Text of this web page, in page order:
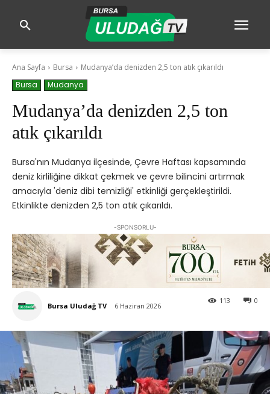
Ana Sayfa Bursa
Mudanya’da denizden 2,5 ton atık çıkarıldı
Bursa
Mudanya
Mudanya’da denizden 2,5 ton
atık çıkarıldı
Bursa'nın Mudanya ilçesinde, Çevre Haftası kapsamında
deniz kirliliğine dikkat çekmek ve çevre bilincini artırmak
amacıyla 'deniz dibi temizliği' etkinliği gerçekleştirildi.
Etkinlikte denizden 2,5 ton atık çıkarıldı.
-SPONSORLU-
Bursa Uludağ TV 6 Haziran 2026
0
113